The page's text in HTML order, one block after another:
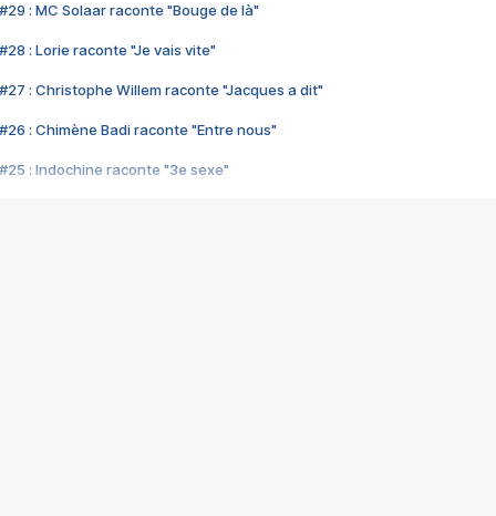
#29 : MC Solaar raconte "Bouge de là"
#28 : Lorie raconte "Je vais vite"
#27 : Christophe Willem raconte "Jacques a dit"
#26 : Chimène Badi raconte "Entre nous"
#25 : Indochine raconte "3e sexe"